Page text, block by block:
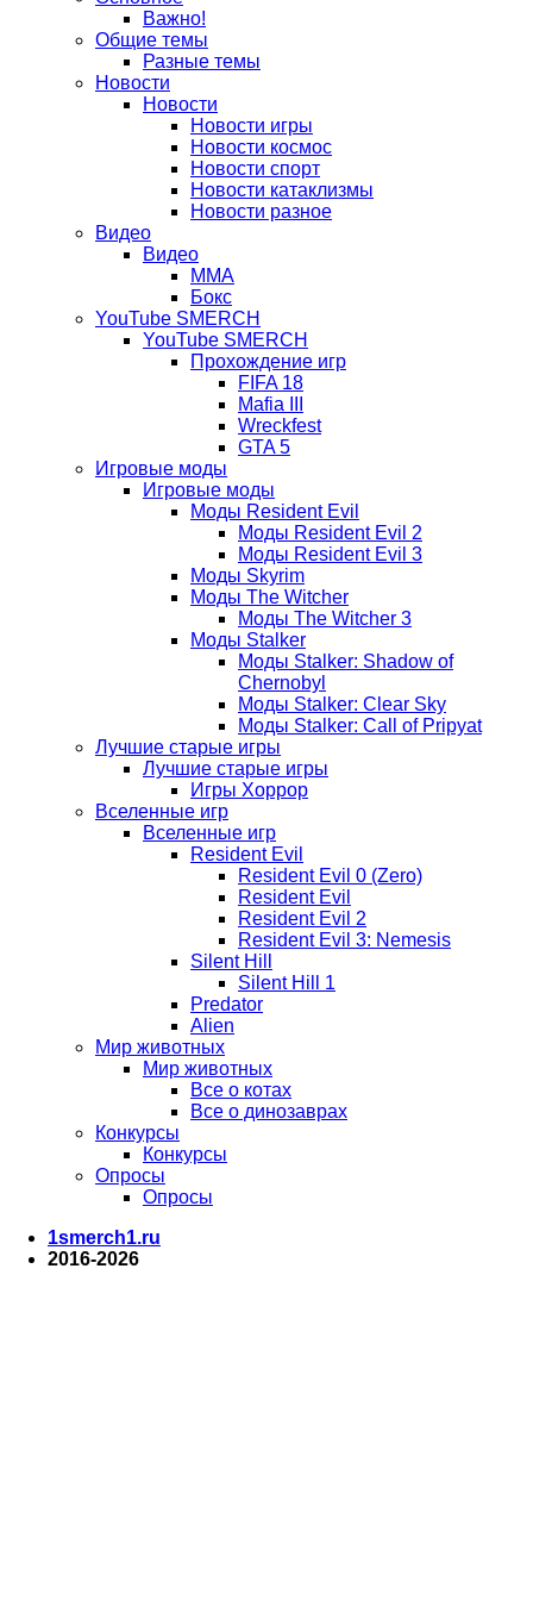
вкладке)
новой
вкладке)
Важно!
Общие темы
Разные темы
Новости
Новости
Новости игры
Новости космос
Новости спорт
Новости катаклизмы
Новости разное
Видео
Видео
ММА
Бокс
YouTube SMERCH
YouTube SMERCH
Прохождение игр
FIFA 18
Mafia III
Wreckfest
GTA 5
Игровые моды
Игровые моды
Моды Resident Evil
Моды Resident Evil 2
Моды Resident Evil 3
Моды Skyrim
Моды The Witcher
Моды The Witcher 3
Моды Stalker
Моды Stalker: Shadow of
Chernobyl
Моды Stalker: Clear Sky
Моды Stalker: Call of Pripyat
Лучшие старые игры
Лучшие старые игры
Игры Хоррор
Вселенные игр
Вселенные игр
Resident Evil
Resident Evil 0 (Zero)
Resident Evil
Resident Evil 2
Resident Evil 3: Nemesis
Silent Hill
Silent Hill 1
Predator
Alien
Мир животных
Мир животных
Все о котах
Все о динозаврах
Конкурсы
Конкурсы
Опросы
Опросы
1smerch1.ru
2016-2026